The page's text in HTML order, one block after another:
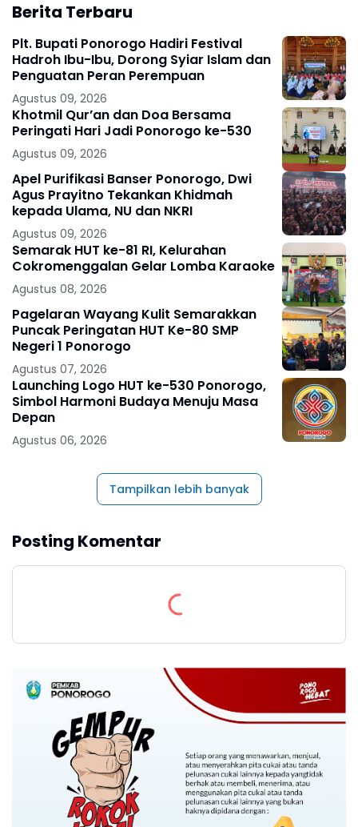
Berita Terbaru
Plt. Bupati Ponorogo Hadiri Festival
Hadroh Ibu-Ibu, Dorong Syiar Islam dan
Penguatan Peran Perempuan
Agustus 09, 2026
Khotmil Qur’an dan Doa Bersama
Peringati Hari Jadi Ponorogo ke-530
Agustus 09, 2026
Apel Purifikasi Banser Ponorogo, Dwi
Agus Prayitno Tekankan Khidmah
kepada Ulama, NU dan NKRI
Agustus 09, 2026
Semarak HUT ke-81 RI, Kelurahan
Cokromenggalan Gelar Lomba Karaoke
Agustus 08, 2026
Pagelaran Wayang Kulit Semarakkan
Puncak Peringatan HUT Ke-80 SMP
Negeri 1 Ponorogo
Agustus 07, 2026
Launching Logo HUT ke-530 Ponorogo,
Simbol Harmoni Budaya Menuju Masa
Depan
Agustus 06, 2026
Tampilkan lebih banyak
Posting Komentar